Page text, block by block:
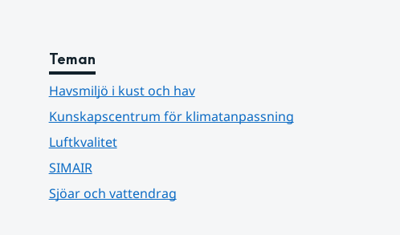
Teman
Havsmiljö i kust och hav
Kunskapscentrum för klimatanpassning
Luftkvalitet
SIMAIR
Sjöar och vattendrag